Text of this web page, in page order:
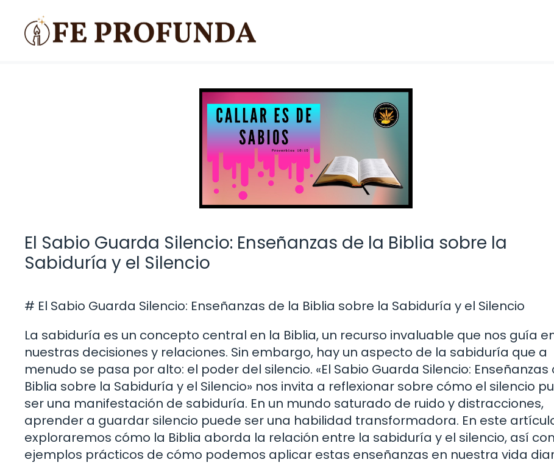
contenido
El Sabio Guarda Silencio: Enseñanzas de la Biblia sobre la
Sabiduría y el Silencio
# El Sabio Guarda Silencio: Enseñanzas de la Biblia sobre la Sabiduría y el Silencio
La sabiduría es un concepto central en la Biblia, un recurso invaluable que nos guía
nuestras decisiones y relaciones. Sin embargo, hay un aspecto de la sabiduría que a
menudo se pasa por alto: el poder del silencio. «El Sabio Guarda Silencio: Enseñanzas
Biblia sobre la Sabiduría y el Silencio» nos invita a reflexionar sobre cómo el silencio
ser una manifestación de sabiduría. En un mundo saturado de ruido y distracciones,
aprender a guardar silencio puede ser una habilidad transformadora. En este
exploraremos cómo la Biblia aborda la relación entre la sabiduría y el silencio, así
ejemplos prácticos de cómo podemos aplicar estas enseñanzas en nuestra vida